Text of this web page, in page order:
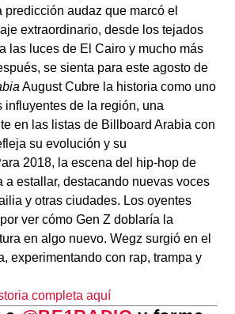
predicción audaz que marcó el
extraordinario, desde los tejados
las luces de El Cairo y mucho más
se sienta para este agosto de
August Cubre la historia como uno
influyentes de la región, una
en las listas de Billboard Arabia con
su evolución y su
2018, la escena del hip-hop de
a estallar, destacando nuevas voces
y otras ciudades. Los oyentes
ver cómo Gen Z doblaría la
en algo nuevo. Wegz surgió en el
experimentando con rap, trampa y
completa aquí